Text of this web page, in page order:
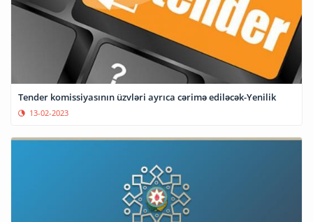
Tender komissiyasının üzvləri ayrıca cərimə ediləcək-Yenilik
13-02-2023